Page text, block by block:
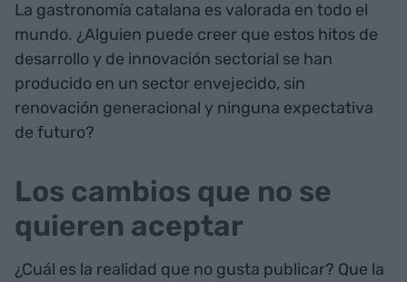
La gastronomía catalana es valorada en todo el
mundo. ¿Alguien puede creer que estos hitos de
desarrollo y de innovación sectorial se han
producido en un sector envejecido, sin
renovación generacional y ninguna expectativa
de futuro?
Los cambios que no se
quieren aceptar
¿Cuál es la realidad que no gusta publicar? Que la